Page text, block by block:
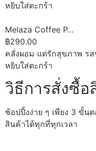
หยิบใส่ตะกร้า
Melaza Coffee P…
฿290.00
คลั่งผอม แต่รักสุขภาพ ร
หยิบใส่ตะกร้า
วิธีการสั่งซื้อ
ช้อปปิ้งง่าย ๆ เพียง 3 ขั้น
สินค้าได้ทุกที่ทุกเวลา